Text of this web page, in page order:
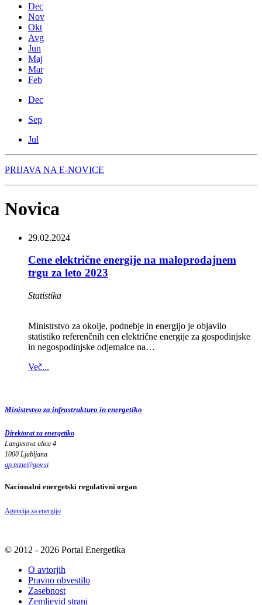
Dec
Nov
Okt
Avg
Jun
Maj
Mar
Feb
Dec
Sep
Jul
PRIJAVA NA E-NOVICE
Novica
29.02.2024
Cene električne energije na maloprodajnem
trgu za leto 2023
Statistika
Ministrstvo za okolje, podnebje in energijo je objavilo
statistiko referenčnih cen električne energije za gospodinjske
in negospodinjske odjemalce na…
Več...
Ministrstvo za infrastrukturo in energetiko
Direktorat za energetiko
Langusova ulica 4
1000 Ljubljana
gp.mzie@gov.si
Nacionalni energetski regulativni organ
Agencija za energijo
© 2012 - 2026 Portal Energetika
O avtorjih
Pravno obvestilo
Zasebnost
Zemljevid strani